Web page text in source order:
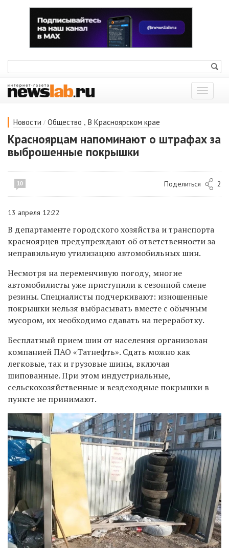
Показать
меню
Новости / Общество , В Красноярском крае
Красноярцам напоминают о штрафах за
выброшенные покрышки
10 Поделиться 2
13 апреля 12:22
В департаменте городского хозяйства и транспорта
красноярцев предупреждают об ответственности за
неправильную утилизацию автомобильных шин.
Несмотря на переменчивую погоду, многие
автомобилисты уже приступили к сезонной смене
резины. Специалисты подчеркивают: изношенные
покрышки нельзя выбрасывать вместе с обычным
мусором, их необходимо сдавать на переработку.
Бесплатный прием шин от населения организован
компанией ПАО «Татнефть». Сдать можно как
легковые, так и грузовые шины, включая
шипованные. При этом индустриальные,
сельскохозяйственные и вездеходные покрышки в
пункте не принимают.